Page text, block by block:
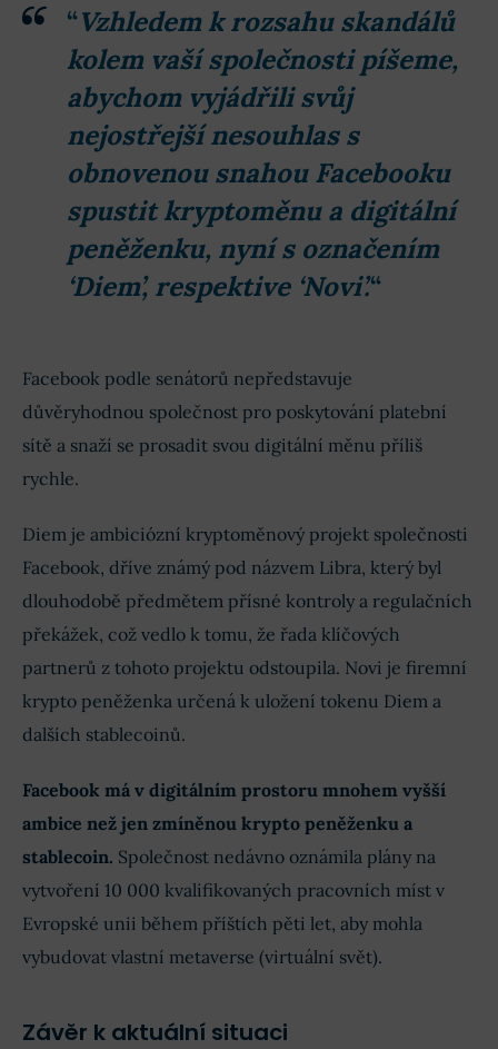
“Vzhledem k rozsahu skandálů
kolem vaší společnosti píšeme,
abychom vyjádřili svůj
nejostřejší nesouhlas s
obnovenou snahou Facebooku
spustit kryptoměnu a digitální
peněženku, nyní s označením
‘Diem’, respektive ‘Novi’.“
Facebook podle senátorů nepředstavuje
důvěryhodnou společnost pro poskytování platební
sítě a snaží se prosadit svou digitální měnu příliš
rychle.
Diem je ambiciózní kryptoměnový projekt společnosti
Facebook, dříve známý pod názvem Libra, který byl
dlouhodobě předmětem přísné kontroly a regulačních
překážek, což vedlo k tomu, že řada klíčových
partnerů z tohoto projektu odstoupila. Novi je firemní
krypto peněženka určená k uložení tokenu Diem a
dalších stablecoinů.
Facebook má v digitálním prostoru mnohem vyšší
ambice než jen zmíněnou krypto peněženku a
stablecoin. Společnost nedávno oznámila plány na
vytvoření 10 000 kvalifikovaných pracovních míst v
Evropské unii během příštích pěti let, aby mohla
vybudovat vlastní metaverse (virtuální svět).
Závěr k aktuální situaci